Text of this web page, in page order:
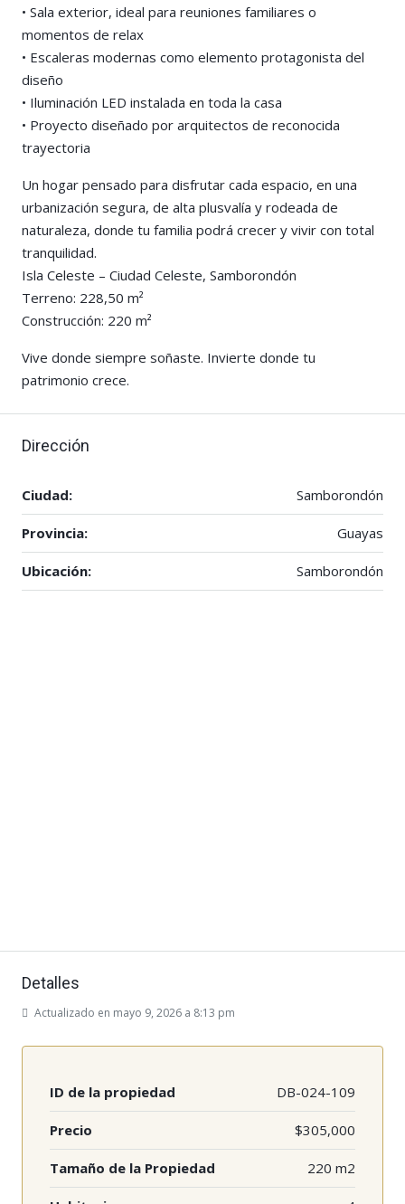
• Sala exterior, ideal para reuniones familiares o
momentos de relax
• Escaleras modernas como elemento protagonista del
diseño
• Iluminación LED instalada en toda la casa
• Proyecto diseñado por arquitectos de reconocida
trayectoria
Un hogar pensado para disfrutar cada espacio, en una
urbanización segura, de alta plusvalía y rodeada de
naturaleza, donde tu familia podrá crecer y vivir con total
tranquilidad.
Isla Celeste – Ciudad Celeste, Samborondón
Terreno: 228,50 m²
Construcción: 220 m²
Vive donde siempre soñaste. Invierte donde tu
patrimonio crece.
Dirección
Ciudad: Samborondón
Provincia: Guayas
Ubicación: Samborondón
Detalles
Actualizado en mayo 9, 2026 a 8:13 pm
ID de la propiedad DB-024-109
Precio $305,000
Tamaño de la Propiedad 220 m2